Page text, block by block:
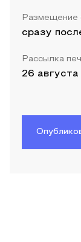
Размещение
сразу
Рассылка
26 августа